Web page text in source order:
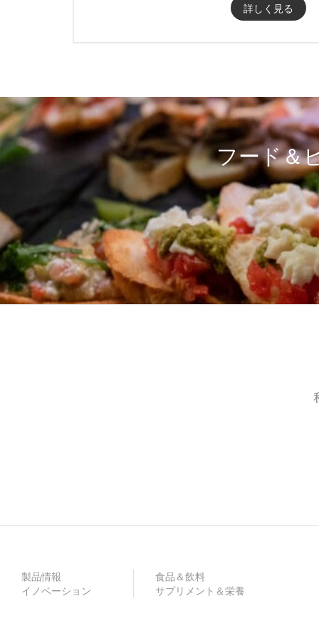
詳しく見る
フード＆
製品情報
イノベーション
食品＆飲料
サプリメント＆栄養